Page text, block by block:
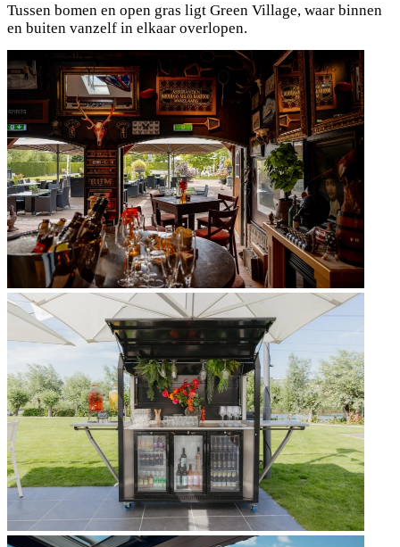
Tussen bomen en open gras ligt Green Village, waar binnen
en buiten vanzelf in elkaar overlopen.